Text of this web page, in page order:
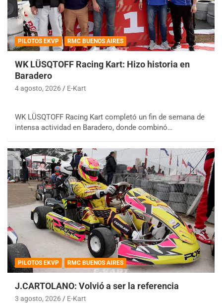
PILOTOS EKVP RMC BUENOS AIRES
WK LÜSQTOFF Racing Kart: Hizo historia en
Baradero
4 agosto, 2026 E-Kart
WK LÜSQTOFF Racing Kart completó un fin de semana de
intensa actividad en Baradero, donde combinó…
PILOTOS EKVP RMC BUENOS AIRES
J.CARTOLANO: Volvió a ser la referencia
3 agosto, 2026 E-Kart